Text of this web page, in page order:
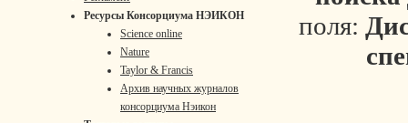
Ресурсы Консорциума НЭИКОН
Science online
Nature
Taylor & Francis
Архив научных журналов
консорциума Нэикон
поля: